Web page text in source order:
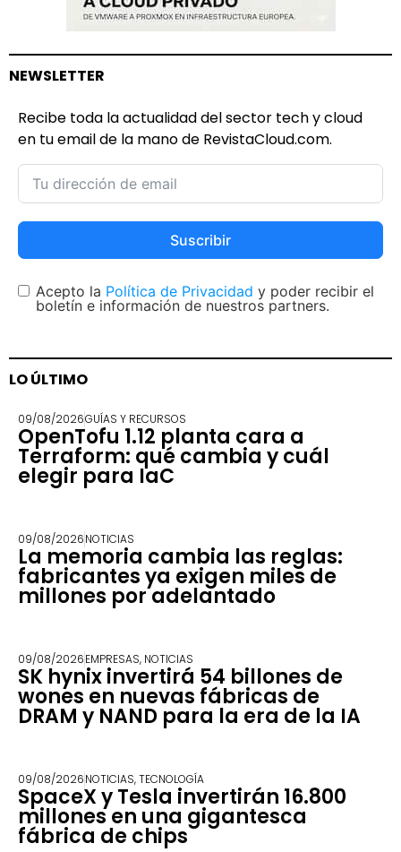
NEWSLETTER
Recibe toda la actualidad del sector tech y cloud
en tu email de la mano de RevistaCloud.com.
Suscribir
Acepto la Política de Privacidad y poder recibir el
boletín e información de nuestros partners.
LO ÚLTIMO
09/08/2026GUÍAS Y RECURSOS
OpenTofu 1.12 planta cara a
Terraform: qué cambia y cuál
elegir para IaC
09/08/2026NOTICIAS
La memoria cambia las reglas:
fabricantes ya exigen miles de
millones por adelantado
09/08/2026EMPRESAS, NOTICIAS
SK hynix invertirá 54 billones de
wones en nuevas fábricas de
DRAM y NAND para la era de la IA
09/08/2026NOTICIAS,TECNOLOGÍA
SpaceX y Tesla invertirán 16.800
millones en una gigantesca
fábrica de chips